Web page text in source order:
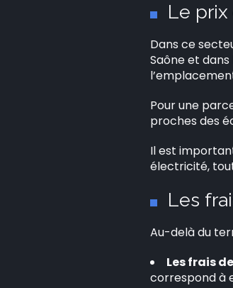
Le
Dans ce
Saône et
Pour une
proches des
Il est
électricité,
Les
Au-delà du
Les frais
correspond à